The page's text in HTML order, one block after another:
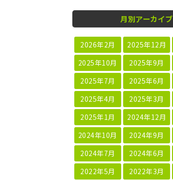
月別アーカイブ
2026年2月 2025年12月
2025年10月
2025年9月
2025年7月
2025年6月
2025年4月
2025年3月
2025年1月
2024年12月
2024年10月
2024年9月
2024年7月
2024年6月
2022年5月
2022年3月